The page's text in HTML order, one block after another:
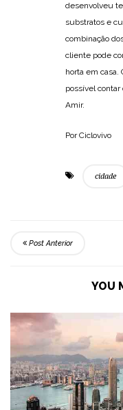
desenvolveu
substratos e
combinação
cliente pode
horta em casa.
possível contar
Amir.
Por Ciclovivo
cidade
Post Anterior
YOU